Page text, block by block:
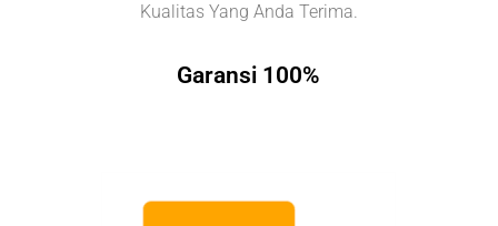
Kualitas Yang Anda Terima.
Garansi 100%